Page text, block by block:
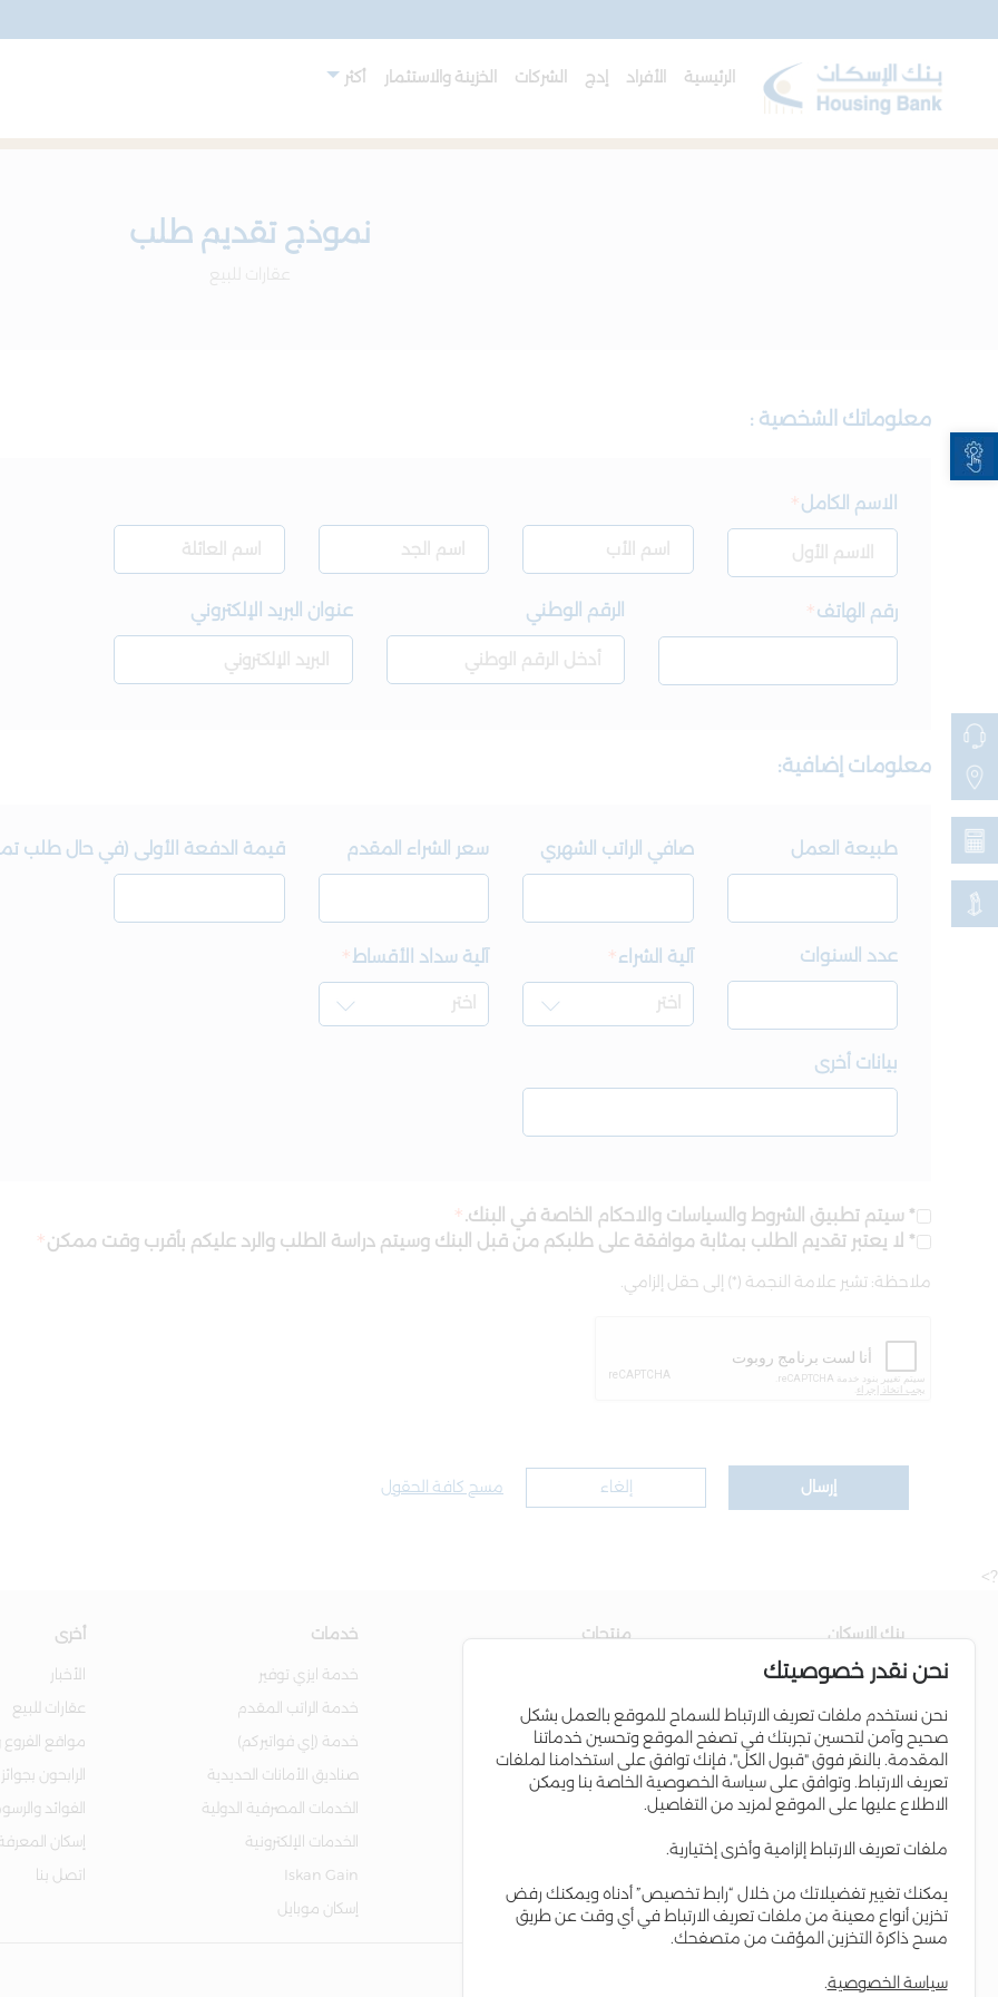
Open toolbar
الرئيسية الأفراد إدج الشركات الخزينة والاستثمار أكثر
نموذج تقديم طلب
عقارات للبيع
معلوماتك الشخصية :
الاسم الكامل
رقم الهاتف الرقم الوطني عنوان البريد الإلكتروني
معلومات إضافية:
طبيعة العمل صافي الراتب الشهري سعر الشراء المقدم قيمة الدفعة الأولى (في حال طلب
عدد السنوات آلية الشراء آلية سداد الأقساط
بيانات أخرى
* سيتم تطبيق الشروط والسياسات والاحكام الخاصة في البنك.
* لا يعتبر تقديم الطلب بمثابة موافقة على طلبكم من قبل البنك وسيتم دراسة الطلب والرد عليكم بأقرب وقت ممكن
ملاحظة: تشير علامة النجمة (*) إلى حقل إلزامي.
إرسال إلغاء مسح كافة الحقول
?>
بنك الاسكان
عن البنك
مجلس الإدارة
إدارة البنك
علاقات المستثمرين
التواجد الإقليمي
المسؤولية الاجتماعية
العمل لدى البنك
منتجات
القروض السكنية
برامج الائتمان
البطاقات الإئتمانية
حساب مستقبلي
خدمات
خدمة ايزي توفير
خدمة الراتب المقدم
خدمة (إي فواتيركم)
صناديق الأمانات الحديدية
الخدمات المصرفية الدولية
الخدمات الإلكترونية
Iskan Gain
إسكان موبايل
أخرى
الأخبار
عقارات للبيع
مواقع الفروع
الرابحون
الفوائد
إسكان
اتصل بنا
نحن نقدر خصوصيتك
نحن نستخدم ملفات تعريف الارتباط للسماح للموقع بالعمل بشكل
صحيح وآمن لتحسين تجربتك في تصفح الموقع وتحسين خدماتنا
المقدمة. بالنقر فوق "قبول الكل"، فإنك توافق على استخدامنا لملفات
تعريف الارتباط. وتوافق على سياسة الخصوصية الخاصة بنا ويمكن
الاطلاع عليها على الموقع لمزيد من التفاصيل.
ملفات تعريف الارتباط إلزامية وأخرى إختيارية.
يمكنك تغيير تفضيلاتك من خلال “رابط تخصيص” أدناه ويمكنك رفض
تخزين أنواع معينة من ملفات تعريف الارتباط في أي وقت عن طريق
مسح ذاكرة التخزين المؤقت من متصفحك.
سياسة الخصوصية.